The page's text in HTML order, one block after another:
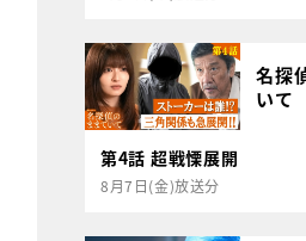
名探
いて
第4話 超戦慄展開
8月7日(金)放送分